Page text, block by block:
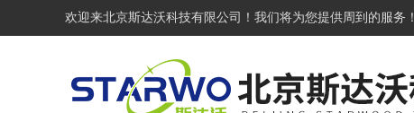
欢迎来北京斯达沃科技有限公司！我们将为您提供周到的服务！